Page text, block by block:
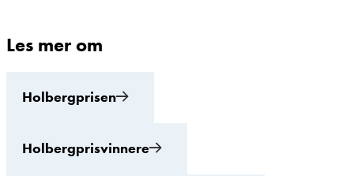
Les mer om
Holbergprisen
Holbergprisvinnere